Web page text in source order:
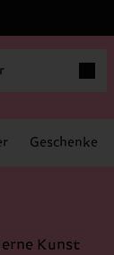
Geschenke
Kunst